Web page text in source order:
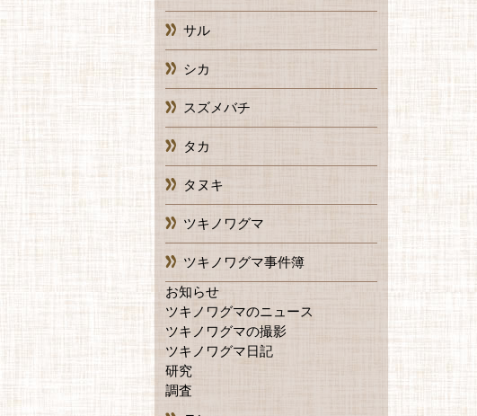
サル
シカ
スズメバチ
タカ
タヌキ
ツキノワグマ
ツキノワグマ事件簿
お知らせ
ツキノワグマのニュース
ツキノワグマの撮影
ツキノワグマ日記
研究
調査